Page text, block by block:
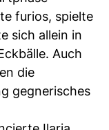
furios, spielte
sich allein in
Auch
die
gegnerisches